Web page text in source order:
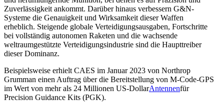
Zuverlässigkeit ankommt. Darüber hinaus verbessern G&N-
Systeme die Genauigkeit und Wirksamkeit dieser Waffen
erheblich. Steigende globale Verteidigungsausgaben, Fortschritte
bei vollständig autonomen Raketen und die wachsende
weltraumgestützte Verteidigungsindustrie sind die Haupttreiber
dieser Dominanz.
Beispielsweise erhielt CAES im Januar 2023 von Northrop
Grumman einen Auftrag über die Bereitstellung von M-Code-GPS
im Wert von mehr als 24 Millionen US-DollarAntennenfür
Precision Guidance Kits (PGK).